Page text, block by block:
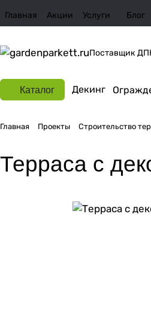
Главная Акции Услуги Блог
Поставщик
Каталог Декинг
Главная Проекты Строительство
Терраса с